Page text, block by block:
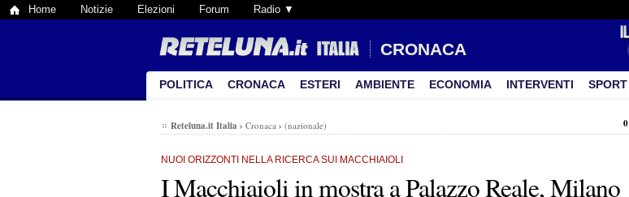
Home Notizie Elezioni Forum Radio ▼
CRONACA
POLITICA CRONACA ESTERI AMBIENTE ECONOMIA INTERVENTI SPORT
Reteluna.it Italia › Cronaca › (nazionale) 0
NUOI ORIZZONTI NELLA RICERCA SUI MACCHIAIOLI
I Macchiaioli in mostra a Palazzo Reale, Milano